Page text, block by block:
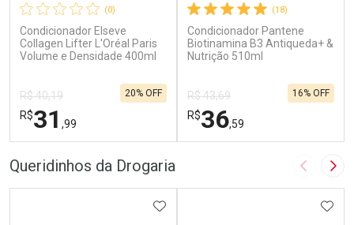
(0)
Condicionador Elseve
Collagen Lifter L'Oréal Paris
Volume e Densidade 400ml
R$ 40,19
R$31 ,99
20% OFF
(18)
Condicionador Pantene
Biotinamina B3 Antiqueda+ &
Nutrição 510ml
R$ 43,69
R$36,59
16% OFF
Queridinhos da Drogaria Imagem
ADICIONAR AOS FAVORITOS